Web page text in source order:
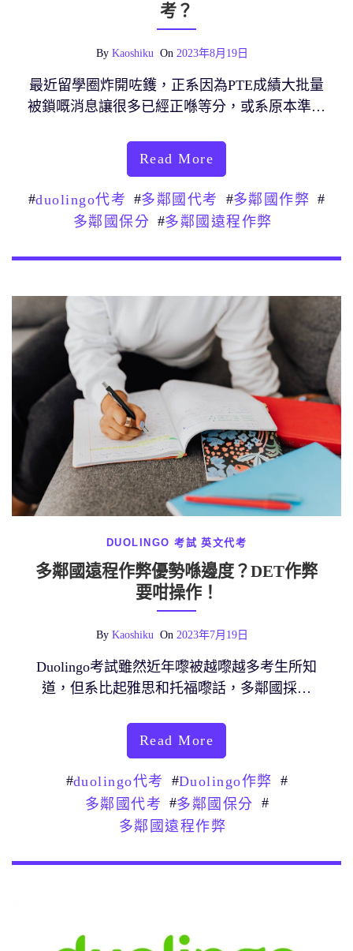
考？
By Kaoshiku On 2023年8月19日
最近留學圈炸開咗鑊，正系因為PTE成績大批量
被鎖嘅消息讓很多已經正喺等分，或系原本準…
Read More
#duolingo代考 #多鄰國代考 #多鄰國作弊 #
多鄰國保分 #多鄰國遠程作弊
DUOLINGO 考試 英文代考
多鄰國遠程作弊優勢喺邊度？DET作弊
要咁操作！
By Kaoshiku On 2023年7月19日
Duolingo考試雖然近年嚟被越嚟越多考生所知
道，但系比起雅思和托福嚟話，多鄰國採…
Read More
#duolingo代考 #Duolingo作弊
#
多鄰國代考 #多鄰國保分
#
多鄰國遠程作弊